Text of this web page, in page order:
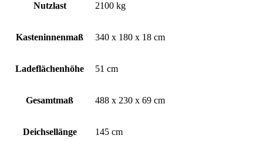
Nutzlast 2100 kg
Kasteninnenmaß 340 x 180 x 18 cm
Ladeflächenhöhe 51 cm
Gesamtmaß 488 x 230 x 69 cm
Deichsellänge 145 cm